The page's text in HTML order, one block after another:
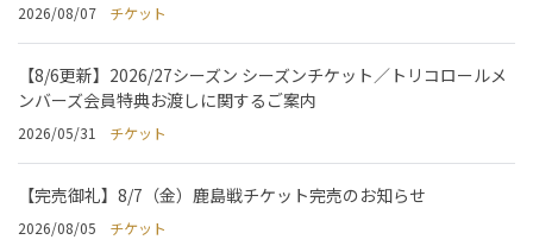
2026/08/07 チケット
【8/6更新】2026/27シーズン シーズンチケット／トリコロールメ
ンバーズ会員特典お渡しに関するご案内
2026/05/31 チケット
【完売御礼】8/7（金）鹿島戦チケット完売のお知らせ
2026/08/05 チケット